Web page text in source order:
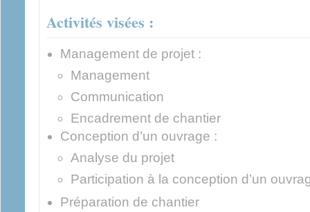
Activités visées :
Management de projet :
Management
Communication
Encadrement de chantier
Conception d’un ouvrage :
Analyse du projet
Participation à la conception d’un
Préparation de chantier